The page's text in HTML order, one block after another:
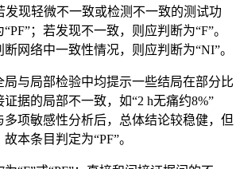
发现轻微不一致或检测不一致的测试功
；若发现不一致，则应判断为“F”。
网络中一致性情况，则应判断为“NI”。
局与局部检验中均提示一些结局在部分比
据的局部不一致，如“2 h无痛约8%”
项敏感性分析后，总体结论较稳健，但
本条目判定为“PF”。